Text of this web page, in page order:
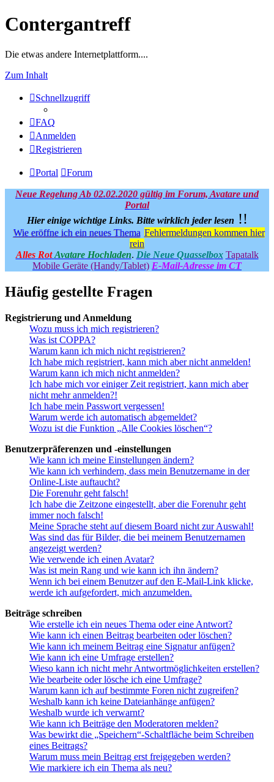
Contergantreff
Die etwas andere Internetplattform....
Zum Inhalt
Schnellzugriff
FAQ
Anmelden
Registrieren
Portal Forum
Neue Regelung Ab 02.02.2020 gültig im Forum, Avatare und
Portal
Hier einige wichtige Links. Bitte wirklich jeder lesen !!
Wie eröffne ich ein neues Thema Fehlermeldungen kommen hier
rein
Alles Rot Avatare Hochladen. Die Neue Quasselbox Tapatalk
Mobile Geräte (Handy/Tablet) E-Mail-Adresse im CT
Häufig gestellte Fragen
Registrierung und Anmeldung
Wozu muss ich mich registrieren?
Was ist COPPA?
Warum kann ich mich nicht registrieren?
Ich habe mich registriert, kann mich aber nicht anmelden!
Warum kann ich mich nicht anmelden?
Ich habe mich vor einiger Zeit registriert, kann mich aber
nicht mehr anmelden?!
Ich habe mein Passwort vergessen!
Warum werde ich automatisch abgemeldet?
Wozu ist die Funktion „Alle Cookies löschen“?
Benutzerpräferenzen und -einstellungen
Wie kann ich meine Einstellungen ändern?
Wie kann ich verhindern, dass mein Benutzername in der
Online-Liste auftaucht?
Die Forenuhr geht falsch!
Ich habe die Zeitzone eingestellt, aber die Forenuhr geht
immer noch falsch!
Meine Sprache steht auf diesem Board nicht zur Auswahl!
Was sind das für Bilder, die bei meinem Benutzernamen
angezeigt werden?
Wie verwende ich einen Avatar?
Was ist mein Rang und wie kann ich ihn ändern?
Wenn ich bei einem Benutzer auf den E-Mail-Link klicke,
werde ich aufgefordert, mich anzumelden.
Beiträge schreiben
Wie erstelle ich ein neues Thema oder eine Antwort?
Wie kann ich einen Beitrag bearbeiten oder löschen?
Wie kann ich meinem Beitrag eine Signatur anfügen?
Wie kann ich eine Umfrage erstellen?
Wieso kann ich nicht mehr Antwortmöglichkeiten erstellen?
Wie bearbeite oder lösche ich eine Umfrage?
Warum kann ich auf bestimmte Foren nicht zugreifen?
Weshalb kann ich keine Dateianhänge anfügen?
Weshalb wurde ich verwarnt?
Wie kann ich Beiträge den Moderatoren melden?
Was bewirkt die „Speichern“-Schaltfläche beim Schreiben
eines Beitrags?
Warum muss mein Beitrag erst freigegeben werden?
Wie markiere ich ein Thema als neu?